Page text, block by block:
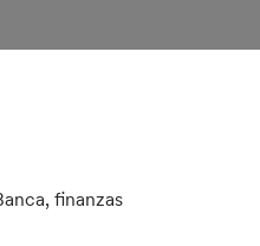
finanzas